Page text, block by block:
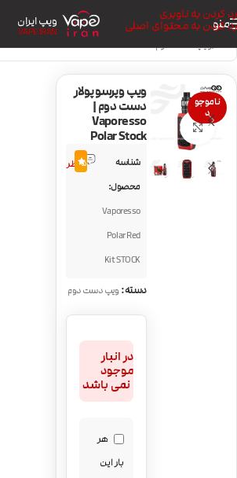
رد کردن به ناوبری
رد کردن به محتوای اصلی
منو ویپ ایران
VAPE IRAN
خانه/ویپ دست دوم
ناموجو
د
بزرگنمایی تصویر
ویپ وپرسو پولار
دست دوم |
Vaporesso
Polar Stock
شناسه
محصول:
Vaporesso
Polar Red
Kit STOCK
2
نظر5.0
دسته:ویپ دست دوم
در انبار
موجود
نمی باشد
هر
بار این